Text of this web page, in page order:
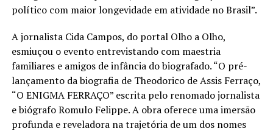
político com maior longevidade em atividade no Brasil”.
A jornalista Cida Campos, do portal Olho a Olho,
esmiuçou o evento entrevistando com maestria
familiares e amigos de infância do biografado. “O pré-
lançamento da biografia de Theodorico de Assis Ferraço,
“O ENIGMA FERRAÇO” escrita pelo renomado jornalista
e biógrafo Romulo Felippe. A obra oferece uma imersão
profunda e reveladora na trajetória de um dos nomes